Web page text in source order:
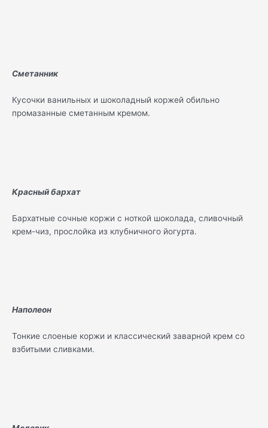
Сметанник
Кусочки ванильных и шоколадный коржей обильно
промазанные сметанным кремом.
Красный бархат
Бархатные сочные коржи с ноткой шоколада, сливочный
крем-чиз, прослойка из клубничного йогурта.
Наполеон
Тонкие слоеные коржи и классический заварной крем со
взбитыми сливками.